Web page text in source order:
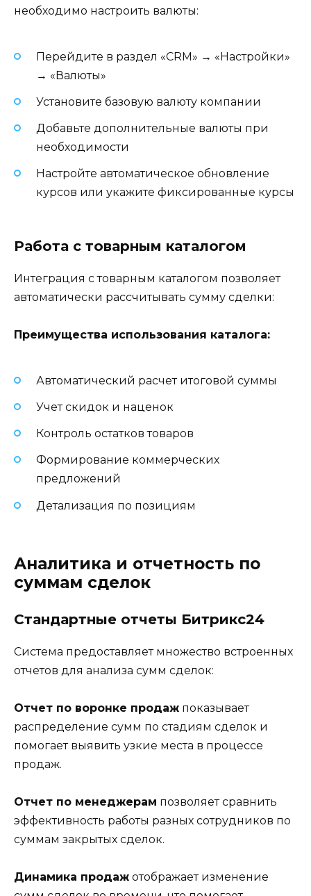
необходимо настроить валюты:
Перейдите в раздел «CRM» → «Настройки»
→ «Валюты»
Установите базовую валюту компании
Добавьте дополнительные валюты при
необходимости
Настройте автоматическое обновление
курсов или укажите фиксированные курсы
Работа с товарным каталогом
Интеграция с товарным каталогом позволяет
автоматически рассчитывать сумму сделки:
Преимущества использования каталога:
Автоматический расчет итоговой суммы
Учет скидок и наценок
Контроль остатков товаров
Формирование коммерческих
предложений
Детализация по позициям
Аналитика и отчетность по
суммам сделок
Стандартные отчеты Битрикс24
Система предоставляет множество встроенных
отчетов для анализа сумм сделок:
Отчет по воронке продаж показывает
распределение сумм по стадиям сделок и
помогает выявить узкие места в процессе
продаж.
Отчет по менеджерам позволяет сравнить
эффективность работы разных сотрудников по
суммам закрытых сделок.
Динамика продаж отображает изменение